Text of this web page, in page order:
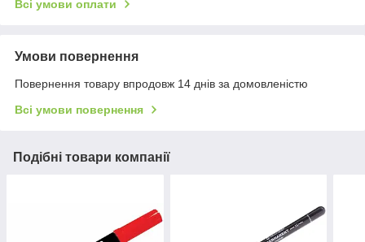
Всі умови оплати
Умови повернення
Повернення товару впродовж 14 днів за домовленістю
Всі умови повернення
Подібні товари компанії